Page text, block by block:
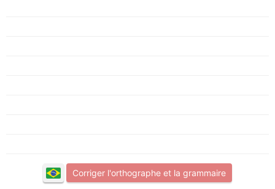
Corriger l'orthographe et la grammaire